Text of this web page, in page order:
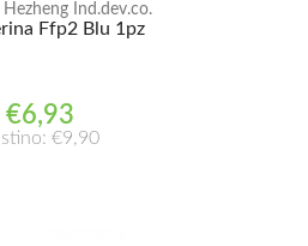
Hezheng Ind.dev.co.
Ffp2 Blu 1pz
€6,93
€9,90